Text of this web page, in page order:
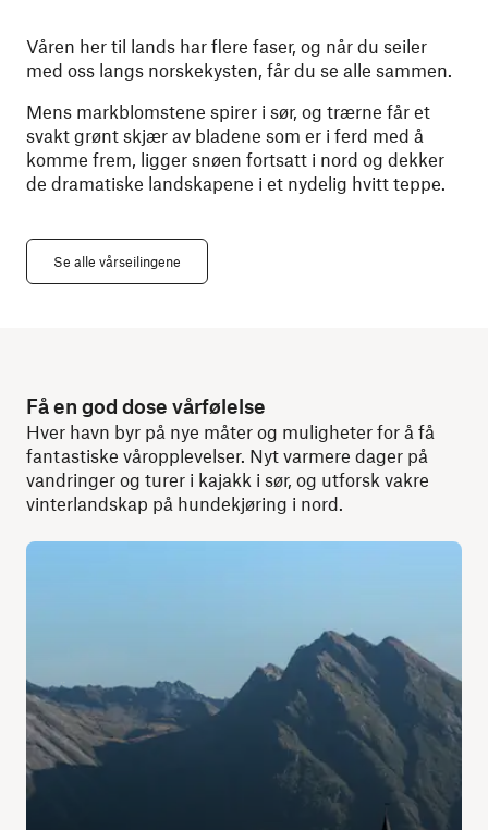
Våren her til lands har flere faser, og når du seiler
med oss langs norskekysten, får du se alle sammen.
Mens markblomstene spirer i sør, og trærne får et
svakt grønt skjær av bladene som er i ferd med å
komme frem, ligger snøen fortsatt i nord og dekker
de dramatiske landskapene i et nydelig hvitt teppe.
Se alle vårseilingene
Få en god dose vårfølelse
Hver havn byr på nye måter og muligheter for å få
fantastiske våropplevelser. Nyt varmere dager på
vandringer og turer i kajakk i sør, og utforsk vakre
vinterlandskap på hundekjøring i nord.